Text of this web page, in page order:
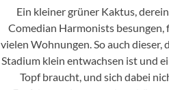
Ein kleiner grüner Kaktus,
Comedian Harmonists besungen,
vielen Wohnungen. So auch dieser,
Stadium klein entwachsen ist und
Topf braucht, und sich dabei